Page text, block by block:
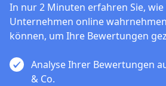
In nur 2 Minuten erfahren Sie,
Unternehmen online
können, um Ihre Bewertungen
Analyse Ihrer Bewertungen
& Co.